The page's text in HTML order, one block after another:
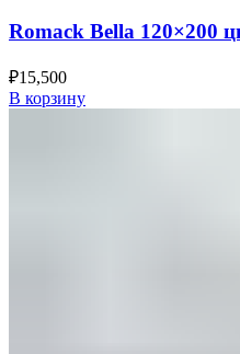
Romack Bella 120×200
₽15,500
В корзину